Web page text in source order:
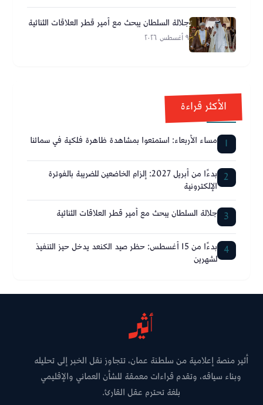
جلالة السلطان يبحث مع أمير قطر العلاقات الثنائية
٩ أغسطس ٢٠٢٦
الأكثر قراءة
1 مساء الأربعاء: استمتعوا بمشاهدة ظاهرة فلكية في سمائنا
2 بدءًا من أبريل 2027: إلزام الخاضعين للضريبة بالفوترة
الإلكترونية
3 جلالة السلطان يبحث مع أمير قطر العلاقات الثنائية
4 بدءًا من 15 أغسطس: حظر صيد الكنعد يدخل حيز التنفيذ
لشهرين
أثير منصة إعلامية من سلطنة عمان، تتجاوز نقل الخبر إلى تحليله
وبناء سياقه، وتقدم قراءات معمقة للشأن العماني والإقليمي
بلغة تحترم عقل القارئ.